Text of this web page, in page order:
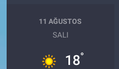
11 AĞUSTOS
SALI
18°